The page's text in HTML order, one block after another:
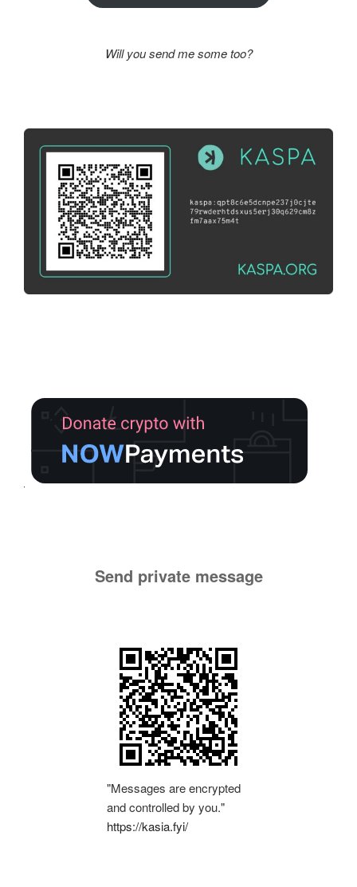
Will you send me some too?
Send private message
"Messages are encrypted
and controlled by you."
https://kasia.fyi/